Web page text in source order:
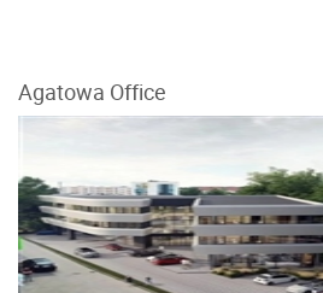
Agatowa Office